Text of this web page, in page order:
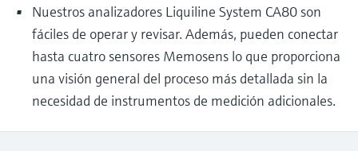
Nuestros analizadores Liquiline System CA80 son
fáciles de operar y revisar. Además, pueden conectar
hasta cuatro sensores Memosens lo que proporciona
una visión general del proceso más detallada sin la
necesidad de instrumentos de medición adicionales.